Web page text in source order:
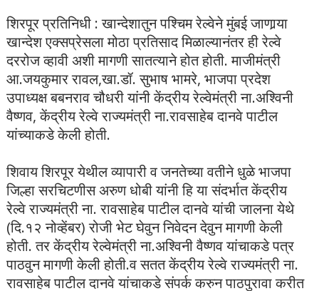
शिरपूर प्रतिनिधी : खान्देशातुन पश्‍चिम रेल्वेने मुंबई जाणार्‍या
खान्देश एक्सप्रेसला मोठा प्रतिसाद मिळाल्यानंतर ही रेल्वे
दररोज व्हावी अशी मागणी सातत्याने होत होती. माजीमंत्री
आ.जयकुमार रावल,खा.डॉ. सुभाष भामरे, भाजपा प्रदेश
उपाध्यक्ष बबनराव चौधरी यांनी केंद्रीय रेल्वेमंत्री ना.अश्‍विनी
वैष्णव, केंद्रीय रेल्वे राज्यमंत्री ना.रावसाहेब दानवे पाटील
यांच्याकडे केली होती.
शिवाय शिरपूर येथील व्यापारी व जनतेच्या वतीने धुळे भाजपा
जिल्हा सरचिटणीस अरुण धोबी यांनी हि या संदर्भात केंद्रीय
रेल्वे राज्यमंत्री ना. रावसाहेब पाटील दानवे यांची जालना येथे
(दि.१२ नोव्हेंबर) रोजी भेट घेवुन निवेदन देवुन मागणी केली
होती. तर केंद्रीय रेल्वेमंत्री ना.अश्‍विनी वैष्णव यांचाकडे पत्र
पाठवुन मागणी केली होती.व सतत केंद्रीय रेल्वे राज्यमंत्री ना.
रावसाहेब पाटील दानवे यांचाकडे संपर्क करुन पाठपुरावा करीत